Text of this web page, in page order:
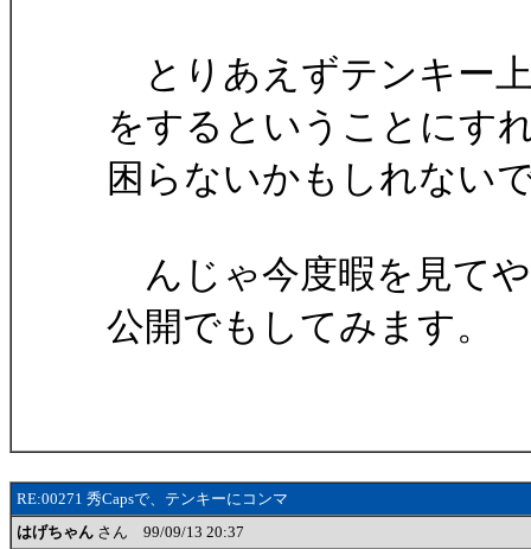
とりあえずテンキー
をするということにす
困らないかもしれない
んじゃ今度暇を見て
公開でもしてみます。
RE:00271 秀Capsで、テンキーにコンマ
はげちゃん さん 99/09/13 20:37